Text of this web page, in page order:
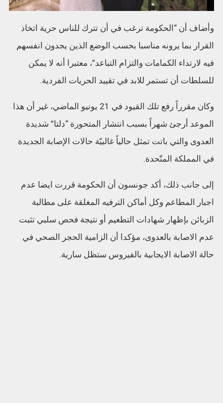
وأضاف أن “الحكومة ترغب في أن تترك للناس حرية اتخاذ
القرار بما يرونه مناسبا بحسب الوضع الذين يجدون انفسهم
فيه لارتداء الكمامات والتزام التباعد”، معتبرا أنه لا يمكن
للسلطات أن تستمر للابد في تقييد الحريات الفردية.
وكان مقرراً رفع تلك القيود في 21 يونيو الماضي، غير أن هذا
الموعد أرجئ شهراً بسبب انتشار المتحورة “دلتا” شديدة
العدوى والتي باتت تمثل حالياً غالبيّة حالات الإصابة الجديدة
في المملكة المتّحدة.
إلى جانب ذلك، أكد جونسون أن الحكومة قررت ايضا عدم
اجبار المطاعم وكل أماكن الترفيه المغلقة على مطالبة
الزبائن بإظهار شهادات التطعيم أو نتيجة فحص سلبي تثبت
عدم الاصابة بالعدوى، مؤكدا أن الزامية الحجر الصحي في
حالة الاصابة الايجابية بالفيروس ستظل سارية.